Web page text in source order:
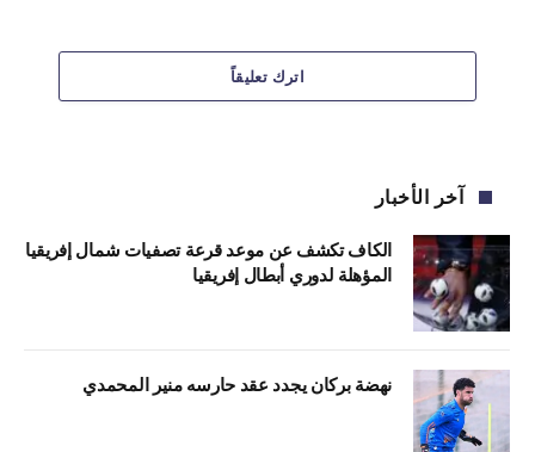
اترك تعليقاً
آخر الأخبار
الكاف تكشف عن موعد قرعة تصفيات شمال إفريقيا
المؤهلة لدوري أبطال إفريقيا
نهضة بركان يجدد عقد حارسه منير المحمدي